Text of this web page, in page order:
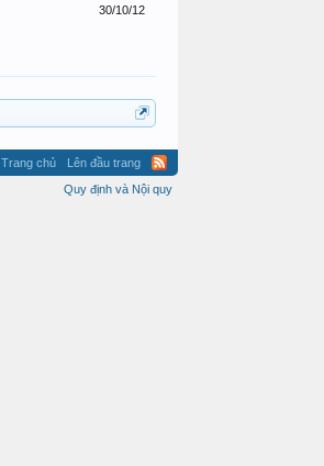
30/10/12
Trang chủ
Lên đầu trang
Quy định và Nội quy